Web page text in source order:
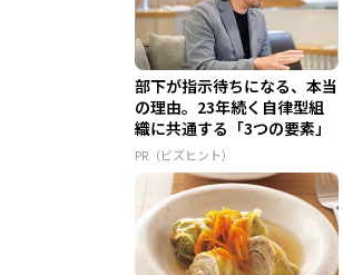
部下が指示待ちになる、本当
の理由。23年続く自律型組
織に共通する「3つの要素」
PR（ビズヒント）